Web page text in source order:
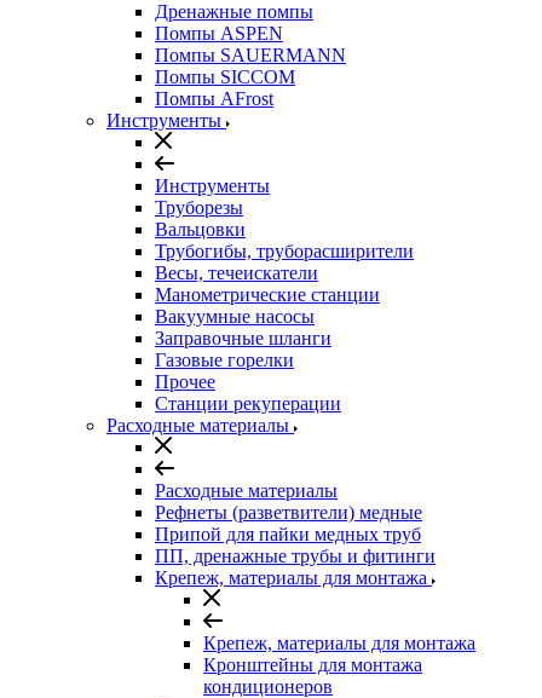
Дренажные помпы
Помпы ASPEN
Помпы SAUERMANN
Помпы SICCOM
Помпы AFrost
Инструменты
Инструменты
Труборезы
Вальцовки
Трубогибы, труборасширители
Весы, течеискатели
Манометрические станции
Вакуумные насосы
Заправочные шланги
Газовые горелки
Прочее
Станции рекуперации
Расходные материалы
Расходные материалы
Рефнеты (разветвители) медные
Припой для пайки медных труб
ПП, дренажные трубы и фитинги
Крепеж, материалы для монтажа
Крепеж, материалы для монтажа
Кронштейны для монтажа
кондиционеров